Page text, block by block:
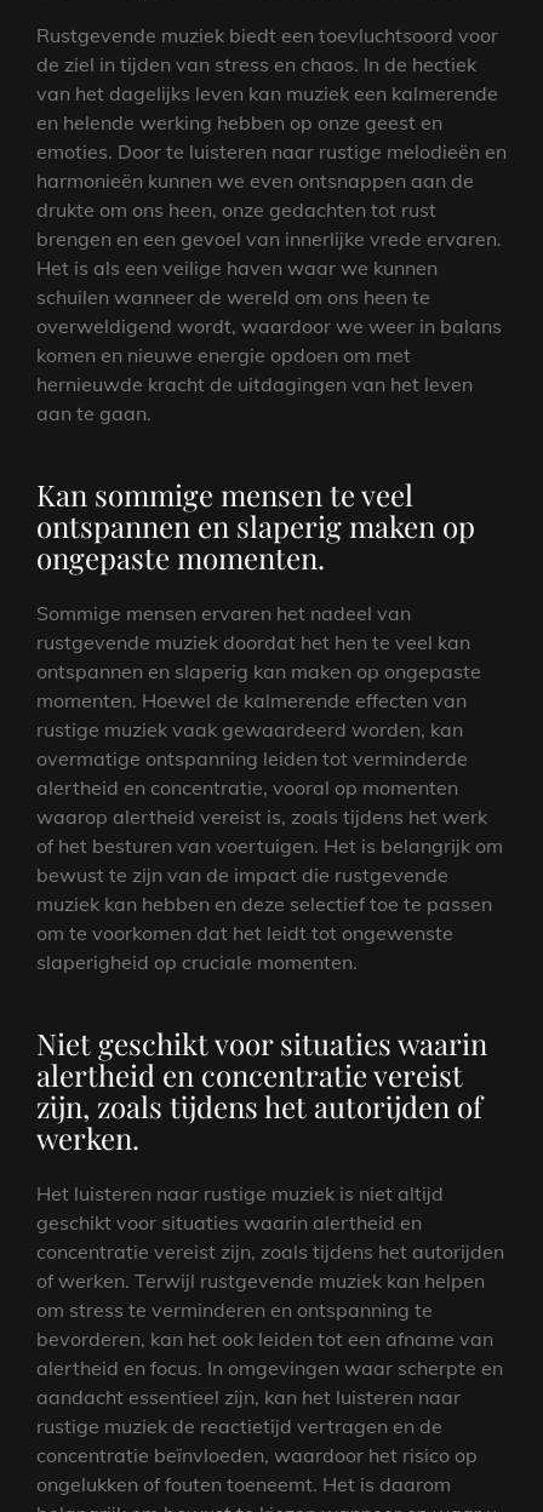
Rustgevende muziek biedt een toevluchtsoord voor
de ziel in tijden van stress en chaos. In de hectiek
van het dagelijks leven kan muziek een kalmerende
en helende werking hebben op onze geest en
emoties. Door te luisteren naar rustige melodieën en
harmonieën kunnen we even ontsnappen aan de
drukte om ons heen, onze gedachten tot rust
brengen en een gevoel van innerlijke vrede ervaren.
Het is als een veilige haven waar we kunnen
schuilen wanneer de wereld om ons heen te
overweldigend wordt, waardoor we weer in balans
komen en nieuwe energie opdoen om met
hernieuwde kracht de uitdagingen van het leven
aan te gaan.
Kan sommige mensen te veel
ontspannen en slaperig maken op
ongepaste momenten.
Sommige mensen ervaren het nadeel van
rustgevende muziek doordat het hen te veel kan
ontspannen en slaperig kan maken op ongepaste
momenten. Hoewel de kalmerende effecten van
rustige muziek vaak gewaardeerd worden, kan
overmatige ontspanning leiden tot verminderde
alertheid en concentratie, vooral op momenten
waarop alertheid vereist is, zoals tijdens het werk
of het besturen van voertuigen. Het is belangrijk om
bewust te zijn van de impact die rustgevende
muziek kan hebben en deze selectief toe te passen
om te voorkomen dat het leidt tot ongewenste
slaperigheid op cruciale momenten.
Niet geschikt voor situaties waarin
alertheid en concentratie vereist
zijn, zoals tijdens het autorijden of
werken.
Het luisteren naar rustige muziek is niet altijd
geschikt voor situaties waarin alertheid en
concentratie vereist zijn, zoals tijdens het autorijden
of werken. Terwijl rustgevende muziek kan helpen
om stress te verminderen en ontspanning te
bevorderen, kan het ook leiden tot een afname van
alertheid en focus. In omgevingen waar scherpte en
aandacht essentieel zijn, kan het luisteren naar
rustige muziek de reactietijd vertragen en de
concentratie beïnvloeden, waardoor het risico op
ongelukken of fouten toeneemt. Het is daarom